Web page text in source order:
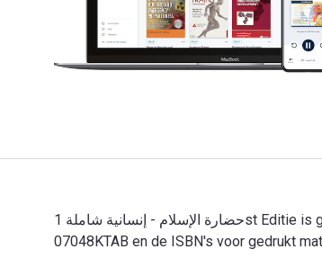
حضارة الإسلام - إنسانية شاملة 1st Editie is geschreven door علي القاضي en gepubliceerd door Ktab Inc. De digitale en eTextbook-ISBN's voor حضارة الإسلام - إنسانية شاملة zijn
07048KTAB en de ISBN's voor gedrukt